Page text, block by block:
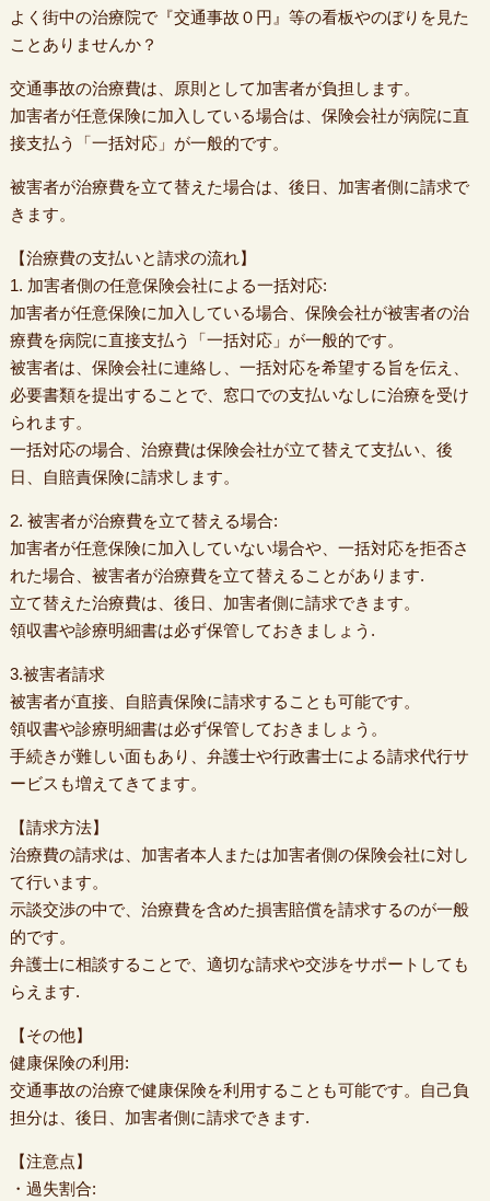
よく街中の治療院で『交通事故０円』等の看板やのぼりを見た
ことありませんか？
交通事故の治療費は、原則として加害者が負担します。
加害者が任意保険に加入している場合は、保険会社が病院に直
接支払う「一括対応」が一般的です。
被害者が治療費を立て替えた場合は、後日、加害者側に請求で
きます。
【治療費の支払いと請求の流れ】
1. 加害者側の任意保険会社による一括対応:
加害者が任意保険に加入している場合、保険会社が被害者の治
療費を病院に直接支払う「一括対応」が一般的です。
被害者は、保険会社に連絡し、一括対応を希望する旨を伝え、
必要書類を提出することで、窓口での支払いなしに治療を受け
られます。
一括対応の場合、治療費は保険会社が立て替えて支払い、後
日、自賠責保険に請求します。
2. 被害者が治療費を立て替える場合:
加害者が任意保険に加入していない場合や、一括対応を拒否さ
れた場合、被害者が治療費を立て替えることがあります.
立て替えた治療費は、後日、加害者側に請求できます。
領収書や診療明細書は必ず保管しておきましょう.
3.被害者請求
被害者が直接、自賠責保険に請求することも可能です。
領収書や診療明細書は必ず保管しておきましょう。
手続きが難しい面もあり、弁護士や行政書士による請求代行サ
ービスも増えてきてます。
【請求方法】
治療費の請求は、加害者本人または加害者側の保険会社に対し
て行います。
示談交渉の中で、治療費を含めた損害賠償を請求するのが一般
的です。
弁護士に相談することで、適切な請求や交渉をサポートしても
らえます.
【その他】
健康保険の利用:
交通事故の治療で健康保険を利用することも可能です。自己負
担分は、後日、加害者側に請求できます.
【注意点】
・過失割合: